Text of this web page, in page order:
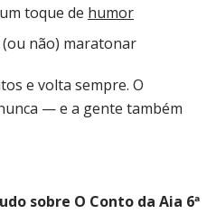
toque de humor
(ou não) maratonar
e volta sempre. O
— e a gente também
sobre O Conto da Aia 6ª